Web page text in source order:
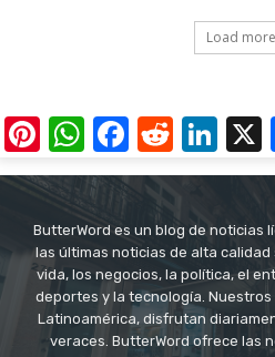
Load more
Pinterest
WhatsApp
Facebook
Reddit
ButterWord es un blog de noticias
las últimas noticias de alta calidad
vida, los negocios, la política, el
deportes y la tecnología.
Latinoamérica, disfrutan
veraces. ButterWord ofrece las